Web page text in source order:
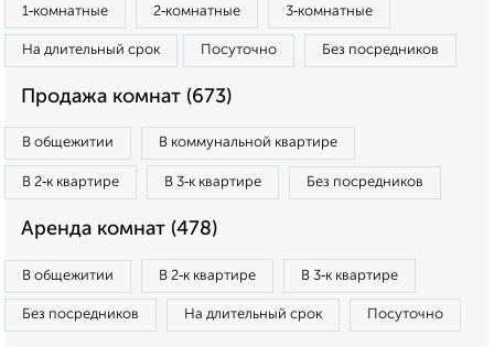
1‑комнатные 2‑комнатные 3‑комнатные
На длительный срок Посуточно Без посредников
Продажа комнат (673)
В общежитии В коммунальной квартире
В 2‑к квартире В 3‑к квартире Без посредников
Аренда комнат (478)
В общежитии В 2‑к квартире В 3‑к квартире
Без посредников На длительный срок Посуточно